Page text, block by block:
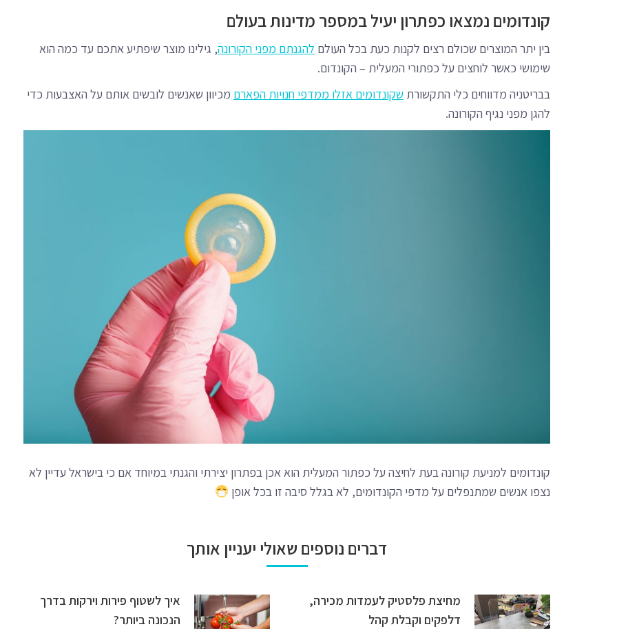
קונדומים נמצאו כפתרון יעיל במספר מדינות בעולם
בין יתר המוצרים שכולם רצים לקנות כעת בכל העולם להגנתם מפני הקורונה, גילינו מוצר שיפתיע אתכם עד כמה הוא
שימושי כאשר לוחצים על כפתורי המעלית – הקונדום.
בבריטניה מדווחים כלי התקשורת שקונדומים אזלו ממדפי חנויות הפארם מכיוון שאנשים לובשים אותם על האצבעות כדי
להגן מפני נגיף הקורונה.
קונדומים למניעת קורונה בעת לחיצה על כפתור המעלית הוא אכן בפתרון יצירתי והגנתי במיוחד אם כי בישראל עדיין לא
נצפו אנשים שמתנפלים על מדפי הקונדומים, לא בגלל סיבה זו בכל אופן
דברים נוספים שאולי יעניין אותך
מחיצת פלסטיק לעמדות מכירה,
דלפקים וקבלת קהל
איך לשטוף פירות וירקות בדרך
הנכונה ביותר?